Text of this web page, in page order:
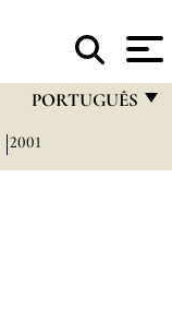
PORTUGUÊS
FRANÇAIS
2001